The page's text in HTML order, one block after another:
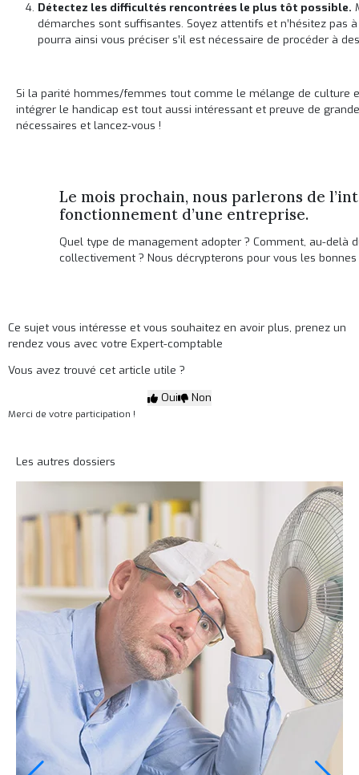
Détectez les difficultés rencontrées le plus tôt possible.
démarches sont suffisantes. Soyez attentifs et n’hésitez
pourra ainsi vous préciser s’il est nécessaire de procéder à
Si la parité hommes/femmes tout comme le mélange de culture
intégrer le handicap est tout aussi intéressant et preuve de
nécessaires et lancez-vous !
Le mois prochain, nous parlerons de
fonctionnement d’une entreprise.
Quel type de management adopter ? Comment, au-delà
collectivement ? Nous décrypterons pour vous les
Ce sujet vous intéresse et vous souhaitez en avoir plus,prenez un
rendez vous avec votre Expert-comptable
Vous avez trouvé cet article utile ?
Oui
Non
Merci de votre participation !
Les autres dossiers